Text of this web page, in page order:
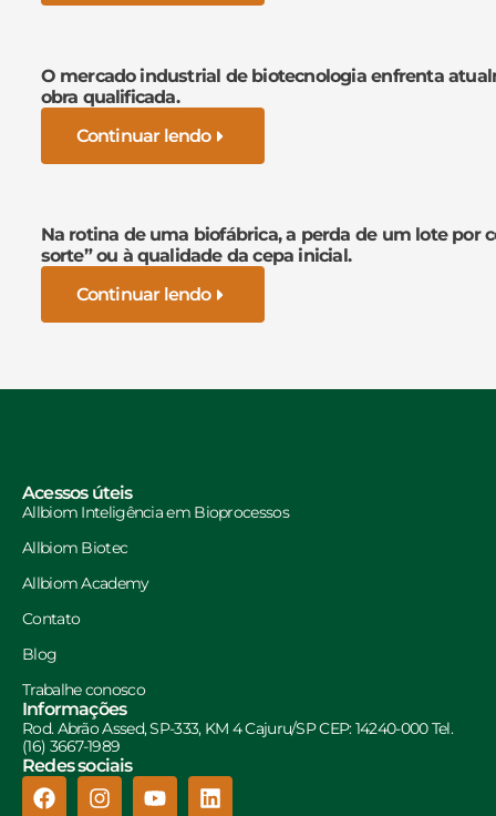
O mercado industrial de biotecnologia enfrenta
obra qualificada.
Continuar lendo
Na rotina de uma biofábrica, a perda de um lote por
sorte” ou à qualidade da cepa inicial.
Continuar lendo
Acessos úteis
Allbiom Inteligência em Bioprocessos
Allbiom Biotec
Allbiom Academy
Contato
Blog
Trabalhe conosco
Informações
Rod. Abrão Assed, SP-333, KM 4 Cajuru/SP CEP: 14240-000 Tel.
(16) 3667-1989
Redes sociais